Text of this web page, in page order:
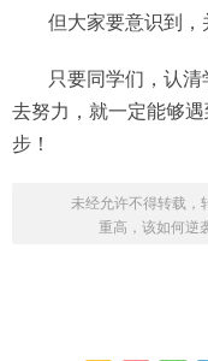
但大家要意识到，
只要同学们，认
去努力，就一定能够
步！
未经允许不得转载，
重高，该如何逆